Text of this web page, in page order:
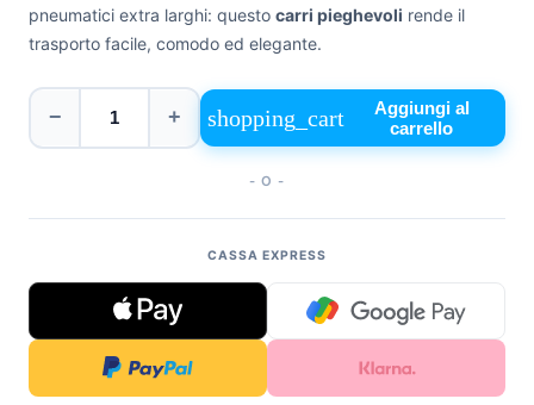
4.6
Google
pneumatici extra larghi: questo carri pieghevoli rende il
trasporto facile, comodo ed elegante.
− + shopping_cart
Aggiungi al
carrello
- O -
CASSA EXPRESS